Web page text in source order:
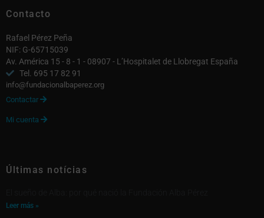
Contacto
Rafael Pérez Peña
NIF: G-65715039
Av. América 15 - 8 - 1 - 08907 - L’Hospitalet de Llobregat España
Tel. 695 17 82 91
info@fundacionalbaperez.org
Contactar 
Mi cuenta 
Últimas notícias
Leer más »